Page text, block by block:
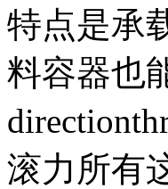
特点是承
料容器也
滚力所有